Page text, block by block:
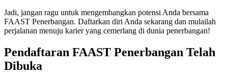
Jadi, jangan ragu untuk mengembangkan potensi Anda bersama
FAAST Penerbangan. Daftarkan diri Anda sekarang dan mulailah
perjalanan menuju karier yang cemerlang di dunia penerbangan!
Pendaftaran FAAST Penerbangan Telah
Dibuka